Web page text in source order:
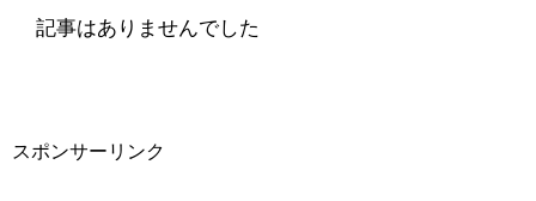
記事はありませんでした
スポンサーリンク